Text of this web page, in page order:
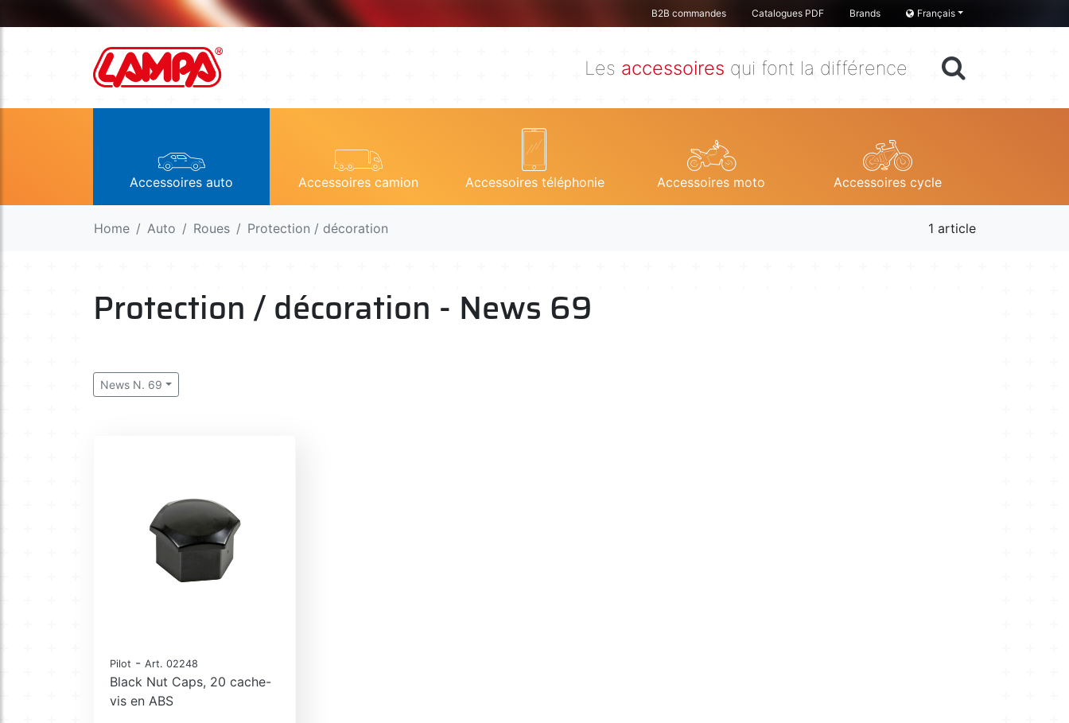
B2B commandes Catalogues PDF Brands Français
Les accessoires qui font la différence
Accessoires auto Accessoires camion Accessoires téléphonie Accessoires moto Accessoires cycle
Home Auto Roues Protection / décoration 1 article
Protection / décoration - News 69
News N. 69
Pilot - Art. 02248
Black Nut Caps, 20 cache-
vis en ABS